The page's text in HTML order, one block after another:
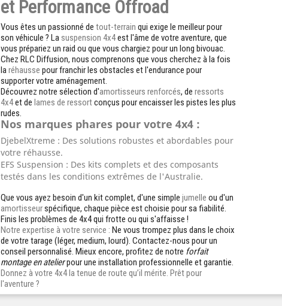
et Performance Offroad
Vous êtes un passionné detout-terrain qui exige le meilleur pour
son véhicule ? La suspension 4x4est l'âme de votre aventure, que
vous prépariez un raid ou que vous chargiez pour un long bivouac.
Chez RLC Diffusion, nous comprenons que vous cherchez à la fois
laréhausse pour franchir les obstacles et l'endurance pour
supporter votre aménagement.
Découvrez notre sélection d'amortisseurs renforcés, deressorts
4x4et delames de ressortconçus pour encaisser les pistes les plus
rudes.
Nos marques phares pour votre 4x4 :
DjebelXtreme : Des solutions robustes et abordables pour
votre réhausse.
EFS Suspension : Des kits complets et des composants
testés dans les conditions extrêmes de l'Australie.
Que vous ayez besoin d'un kit complet, d'une simplejumelle ou d'un
amortisseurspécifique, chaque pièce est choisie pour sa fiabilité.
Finis les problèmes de 4x4 qui frotte ou qui s'affaisse !
Notre expertise à votre service : Ne vous trompez plus dans le choix
de votre tarage (léger, medium, lourd). Contactez-nous pour un
conseil personnalisé. Mieux encore, profitez de notre forfait
montage en atelierpour une installation professionnelle et garantie.
Donnez à votre 4x4 la tenue de route qu’il mérite. Prêt pour
l'aventure ?